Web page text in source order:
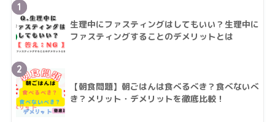
1
生理中にファスティングはしてもいい？生理中に
ファスティングすることのデメリットとは
2
【朝食問題】朝ごはんは食べるべき？食べないべ
き？メリット・デメリットを徹底比較！